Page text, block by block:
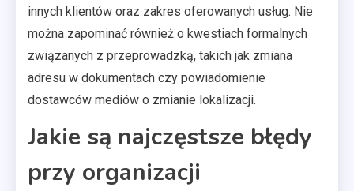
innych klientów oraz zakres oferowanych usług. Nie
można zapominać również o kwestiach formalnych
związanych z przeprowadzką, takich jak zmiana
adresu w dokumentach czy powiadomienie
dostawców mediów o zmianie lokalizacji.
Jakie są najczęstsze błędy
przy organizacji